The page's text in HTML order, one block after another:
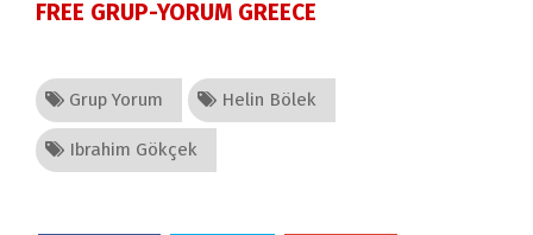
FREE GRUP-YORUM GREECE
Grup Yorum Helin Bölek
Ibrahim Gökçek